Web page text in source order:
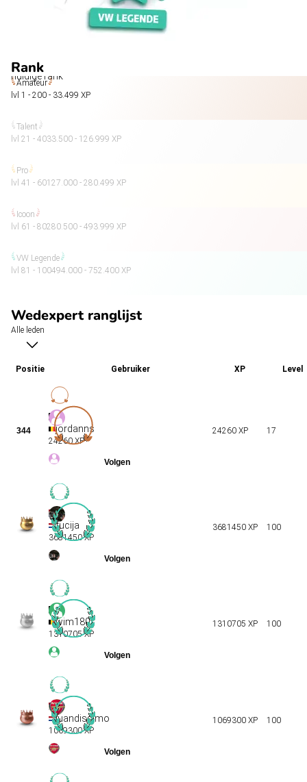
Rank
huidige rank
Amateur
lvl 1 - 200 - 33.499 XP
Talent
lvl 21 - 4033.500 - 126.999 XP
Pro
lvl 41 - 60127.000 - 280.499 XP
Icoon
lvl 61 - 80280.500 - 493.999 XP
VW Legende
lvl 81 - 100494.000 - 752.400 XP
Wedexpert ranglijst
Alle leden
Positie Gebruiker XP Level
344 jordanns
24260 XP
24260 XP 17
fucija
3681450 XP
3681450 XP 100
wim180
1310705 XP
1310705 XP 100
juandissimo
1069300 XP
1069300 XP 100